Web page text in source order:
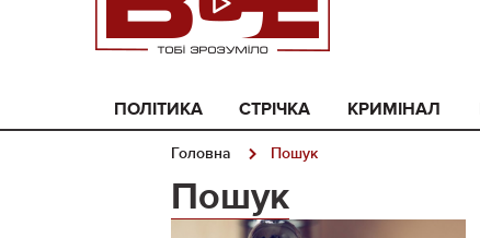
ПОЛІТИКА СТРІЧКА КРИМІНАЛ
Головна Пошук
Пошук